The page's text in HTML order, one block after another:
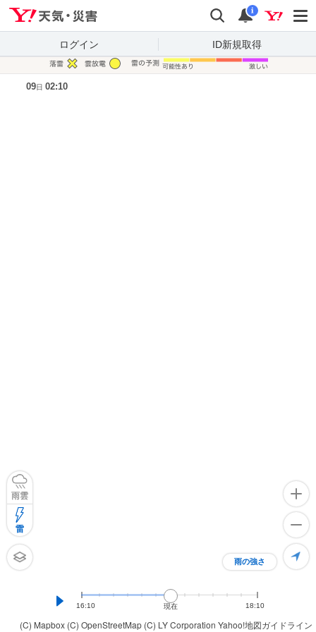
検索 通知
i
ログイン ID新規取得
(C) Mapbox (C) OpenStreetMap (C) LY Corporation Yahoo!地図ガイドライン
雨の強さ
雨雲
雷
16:10 現在 18:10
09日 02:10